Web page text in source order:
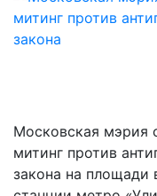
Московская мэрия
митинг против
закона на площади